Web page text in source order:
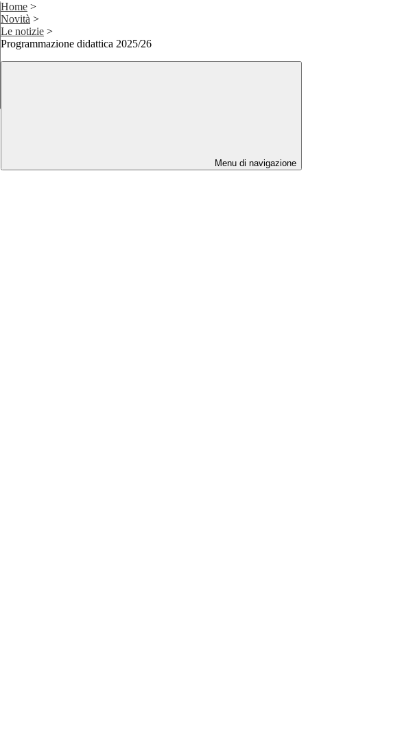
Home >
Novità >
Le notizie >
Programmazione didattica 2025/26
Menu di navigazione